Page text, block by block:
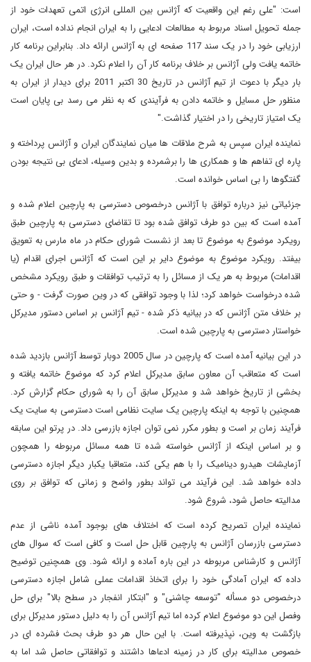
است: "علی رغم این واقعیت که آژانس بین المللی انرژی اتمی تعهدات خود از
جمله تحویل اسناد مربوط به مطالعات ادعایی را به ایران انجام نداده است، ایران
ارزیابی خود را در یک سند 117 صفحه ای به آژانس ارائه داد. بنابراین برنامه کار
خاتمه یافت ولی آژانس بر خلاف برنامه کار آن را اعلام نکرد. در هر حال ایران یک
بار دیگر با دعوت از تیم آژانس در تاریخ 30 اکتبر 2011 برای دیدار از ایران به
منظور حل مسایل و خاتمه دادن به فرآیندی که به نظر می رسد بی پایان است
یک امتیاز تاریخی را در اختیار گذاشت."
نماینده ایران سپس به شرح ملاقات ها میان نمایندگان ایران و آژانس پرداخته و
پاره ای تفاهم ها و همکاری ها را برشمرده و بدین وسیله، ادعای بی نتیجه بودن
گفتگوها را بی اساس خوانده است.
جزئیاتی نیز درباره توافق با آژانس درخصوص دسترسی به پارچین اعلام شده و
آمده است که بین دو طرف توافق شده بود تا تقاضای دسترسی به پارچین طبق
رویکرد موضوع به موضوع تا بعد از نشست شورای حکام در ماه مارس به تعویق
بیفتد. رویکرد موضوع به موضوع دایر بر این است که آژانس اجرای اقدام (یا
اقدامات) مربوط به هر یک از مسائل را به ترتیب توافقات و طبق رویکرد مشخص
شده درخواست خواهد کرد؛ لذا با وجود توافقی که در وین صورت گرفت - و حتی
بر خلاف متن آژانس که در بیانیه ذکر شده - تیم آژانس بر اساس دستور مدیرکل
خواستار دسترسی به پارچین شده است.
در این بیانیه آمده است که پارچین در سال 2005 دوبار توسط آژانس بازدید شده
است که متعاقب آن معاون سابق مدیرکل اعلام کرد که موضوع خاتمه یافته و
بخشی از تاریخ خواهد شد و مدیرکل سابق آن را به شورای حکام گزارش کرد.
همچنین با توجه به اینکه پارچین یک سایت نظامی است دسترسی به سایت یک
فرآیند زمان بر است و بطور مکرر نمی توان اجازه بازرسی داد. در پرتو این سابقه
و بر اساس اینکه از آژانس خواسته شده تا همه مسائل مربوطه را همچون
آزمایشات هیدرو دینامیک را با هم یکی کند، متعاقبا یکبار دیگر اجازه دسترسی
داده خواهد شد. این فرآیند می تواند بطور واضح و زمانی که توافق بر روی
مدالیته حاصل شود، شروع شود.
نماینده ایران تصریح کرده است که اختلاف های بوجود آمده ناشی از عدم
دسترسی بازرسان آژانس به پارچین قابل حل است و کافی است که سوال های
آژانس و کارشناس مربوطه در این باره آماده و ارائه شود. وی همچنین توضیح
داده که ایران آمادگی خود را برای اتخاذ اقدامات عملی شامل اجازه دسترسی
درخصوص دو مسأله "توسعه چاشنی" و "ابتکار انفجار در سطح بالا" برای حل
وفصل این دو موضوع اعلام کرده اما تیم آژانس آن را به دلیل دستور مدیرکل برای
بازگشت به وین، نپذیرفته است. با این حال هر دو طرف بحث فشرده ای در
خصوص مدالیته برای کار در زمینه ادعاها داشتند و توافقاتی حاصل شد اما به